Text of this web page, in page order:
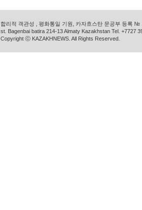
합리적 객관성 , 평화통일 기원, 카자흐스탄 문공부 등록
st. Bagenbai batira 214-13 Almaty Kazakhstan Tel. +7727
Copyright ⓒ KAZAKHNEWS. All Rights Reserved.